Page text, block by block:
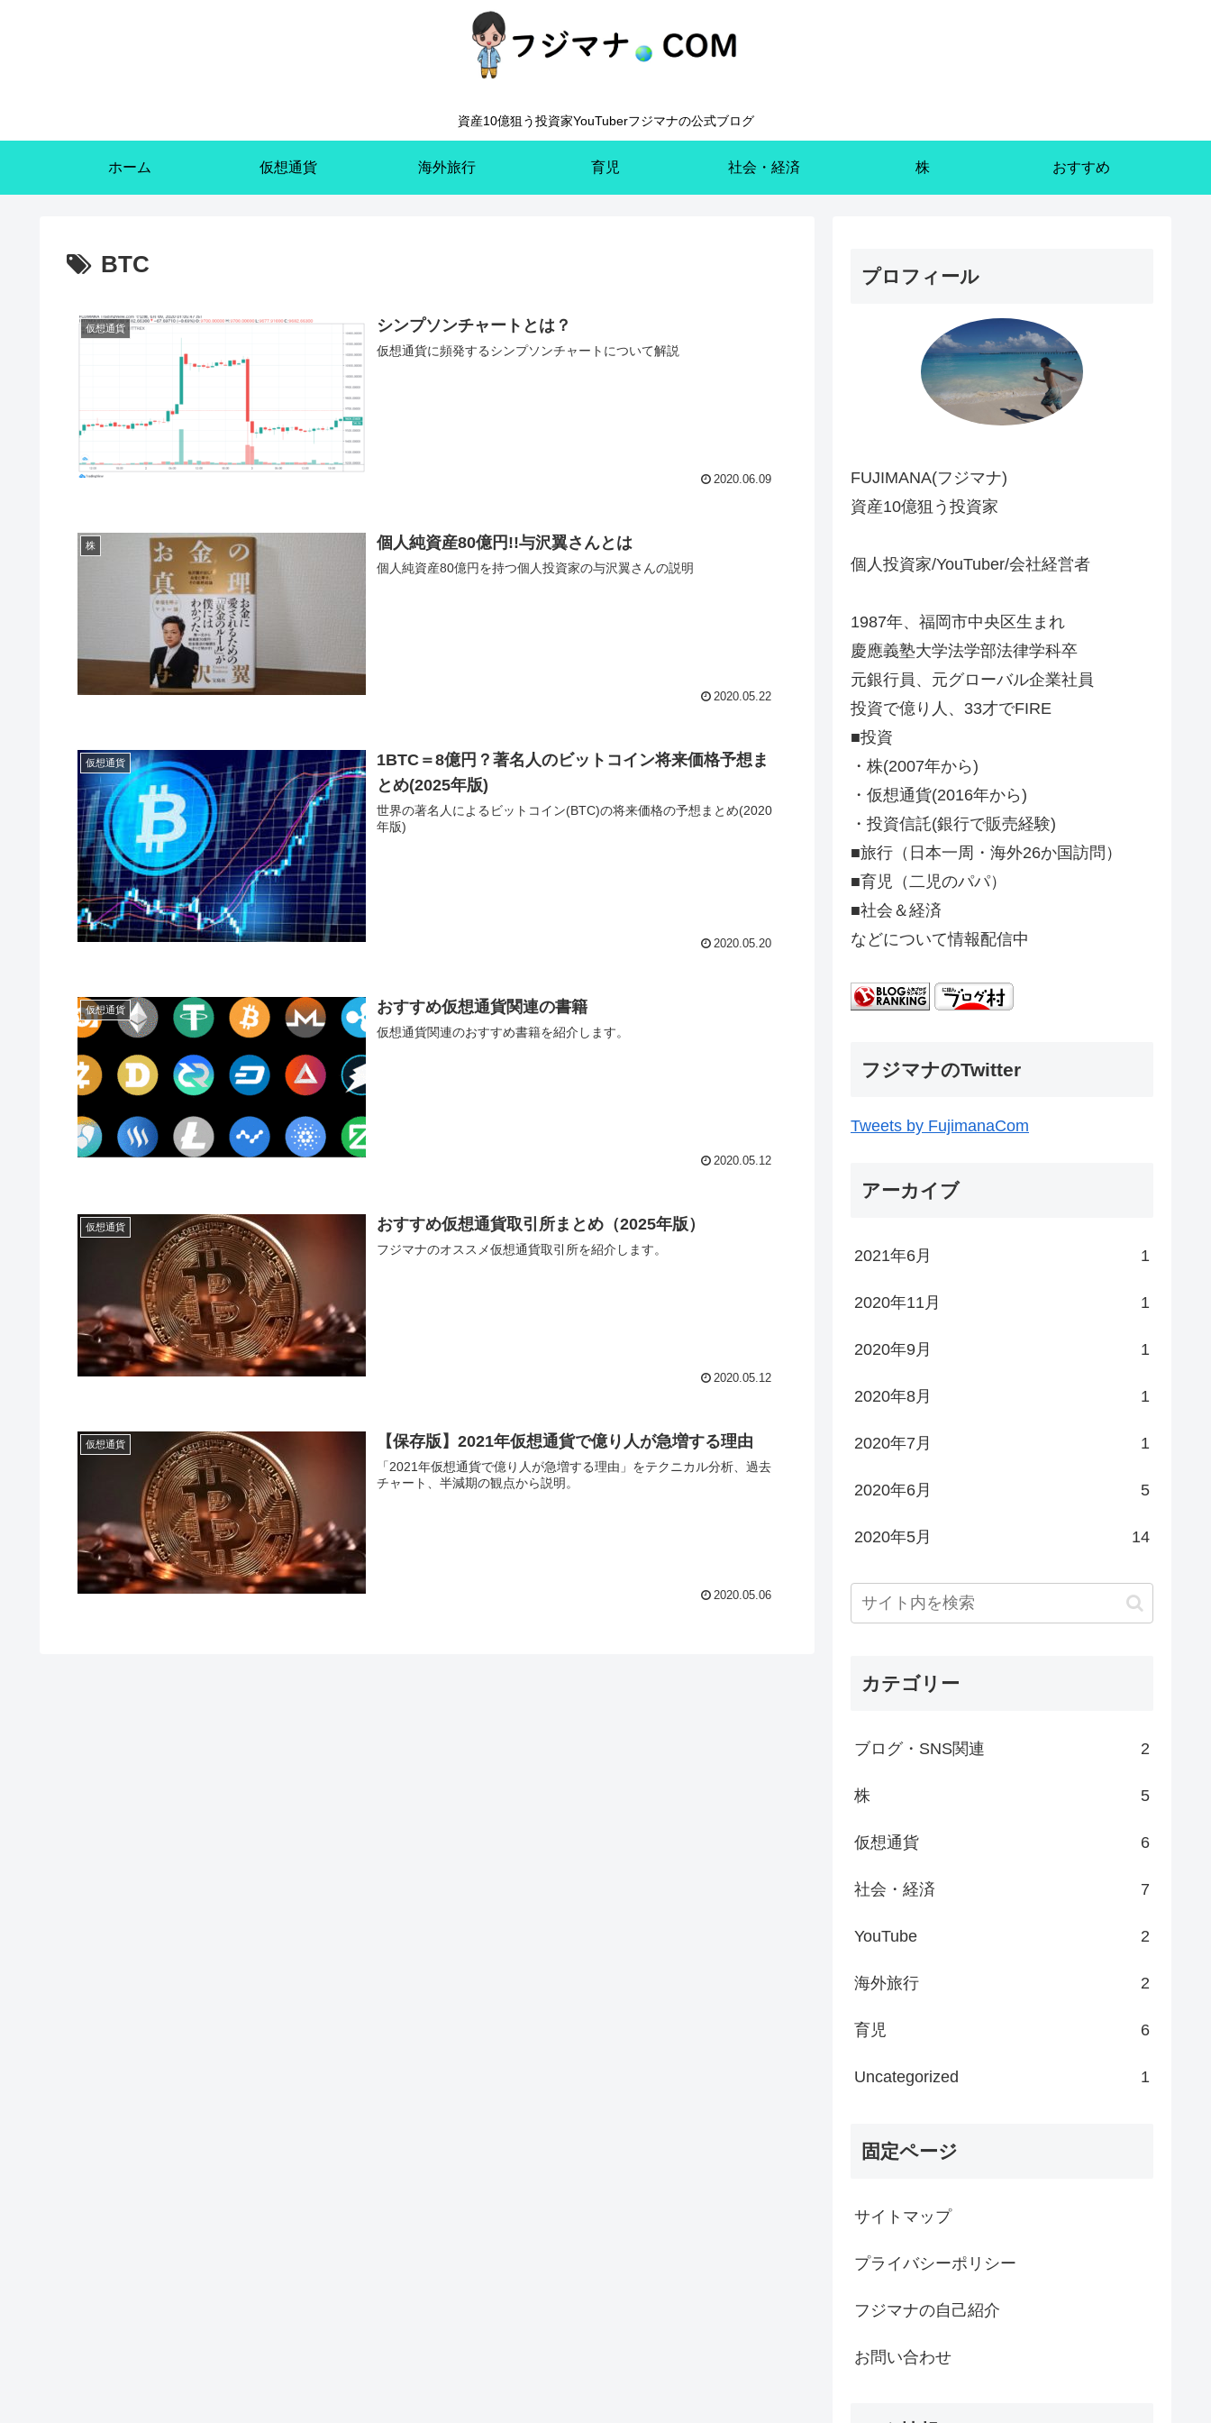
資産10億狙う投資家YouTuberフジマナの公式ブログ
ホーム 仮想通貨 海外旅行 育児 社会・経済 株 おすすめ
BTC
仮想通貨 シンプソンチャートとは？
仮想通貨に頻発するシンプソンチャートについて解説
2020.06.09
株 個人純資産80億円!!与沢翼さんとは
個人純資産80億円を持つ個人投資家の与沢翼さんの説明
2020.05.22
仮想通貨
1BTC＝8億円？著名人のビットコイン将来価格予想ま
とめ(2025年版)
世界の著名人によるビットコイン(BTC)の将来価格の予想まとめ(2020
年版)
2020.05.20
仮想通貨 おすすめ仮想通貨関連の書籍
仮想通貨関連のおすすめ書籍を紹介します。
2020.05.12
仮想通貨 おすすめ仮想通貨取引所まとめ（2025年版）
フジマナのオススメ仮想通貨取引所を紹介します。
2020.05.12
仮想通貨 【保存版】2021年仮想通貨で億り人が急増する理由
「2021年仮想通貨で億り人が急増する理由」をテクニカル分析、過去
チャート、半減期の観点から説明。
2020.05.06
プロフィール
FUJIMANA(フジマナ)
資産10億狙う投資家
個人投資家/YouTuber/会社経営者
1987年、福岡市中央区生まれ
慶應義塾大学法学部法律学科卒
元銀行員、元グローバル企業社員
投資で億り人、33才でFIRE
■投資
・株(2007年から)
・仮想通貨(2016年から)
・投資信託(銀行で販売経験)
■旅行（日本一周・海外26か国訪問）
■育児（二児のパパ）
■社会＆経済
などについて情報配信中
フジマナのTwitter
Tweets by FujimanaCom
アーカイブ
2021年6月 1
2020年11月 1
2020年9月 1
2020年8月 1
2020年7月 1
2020年6月 5
2020年5月 14
カテゴリー
ブログ・SNS関連 2
株 5
仮想通貨 6
社会・経済 7
YouTube 2
海外旅行 2
育児 6
Uncategorized 1
固定ページ
サイトマップ
プライバシーポリシー
フジマナの自己紹介
お問い合わせ